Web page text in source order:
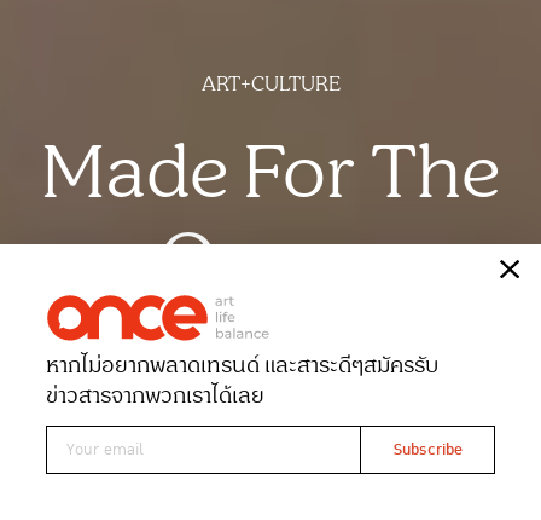
ART+CULTURE
Made For The
Queen
เรื่องซูริ คานาเอะ
Date 20-06-2026Views 608
หากไม่อยากพลาดเทรนด์ และสาระดีๆสมัครรับ
ข่าวสารจากพวกเราได้เลย